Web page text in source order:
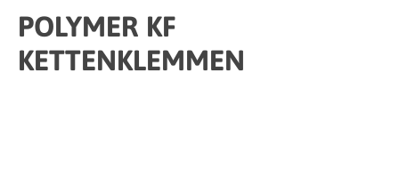
POLYMER KF
KETTENKLEMMEN